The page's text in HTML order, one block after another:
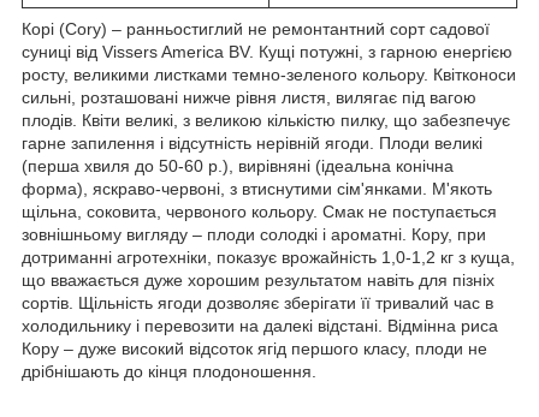
Корі (Cory) – ранньостиглий не ремонтантний сорт садової
суниці від Vissers America BV. Кущі потужні, з гарною енергією
росту, великими листками темно-зеленого кольору. Квітконоси
сильні, розташовані нижче рівня листя, вилягає під вагою
плодів. Квіти великі, з великою кількістю пилку, що забезпечує
гарне запилення і відсутність нерівній ягоди. Плоди великі
(перша хвиля до 50-60 р.), вирівняні (ідеальна конічна
форма), яскраво-червоні, з втиснутими сім'янками. М'якоть
щільна, соковита, червоного кольору. Смак не поступається
зовнішньому вигляду – плоди солодкі і ароматні. Кору, при
дотриманні агротехніки, показує врожайність 1,0-1,2 кг з куща,
що вважається дуже хорошим результатом навіть для пізніх
сортів. Щільність ягоди дозволяє зберігати її тривалий час в
холодильнику і перевозити на далекі відстані. Відмінна риса
Кору – дуже високий відсоток ягід першого класу, плоди не
дрібнішають до кінця плодоношення.